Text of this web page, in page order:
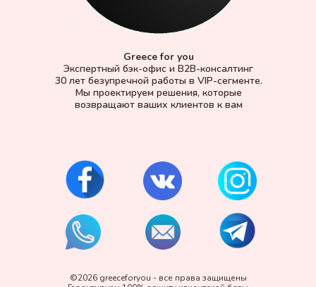
Greece for you
Экспертный бэк-офис и B2B-консалтинг
30 лет безупречной работы в VIP-сегменте.
Мы проектируем решения, которые
возвращают ваших клиентов к вам
©2026 greeceforyou - все права защищены